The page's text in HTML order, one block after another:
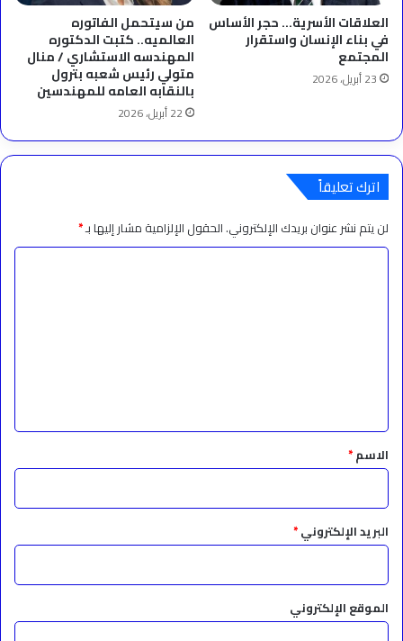
العلاقات الأسرية… حجر الأساس
في بناء الإنسان واستقرار
المجتمع
23 أبريل، 2026
من سيتحمل الفاتوره
العالميه.. كتبت الدكتوره
المهندسه الاستشاري / منال
متولي رئيس شعبه بترول
بالنقابه العامه للمهندسين
22 أبريل، 2026
اترك تعليقاً
لن يتم نشر عنوان بريدك الإلكتروني.الحقول الإلزامية مشار إليها بـ*
ق
*الاسم*
البريد الإلكتروني*
الموقع الإلكتروني